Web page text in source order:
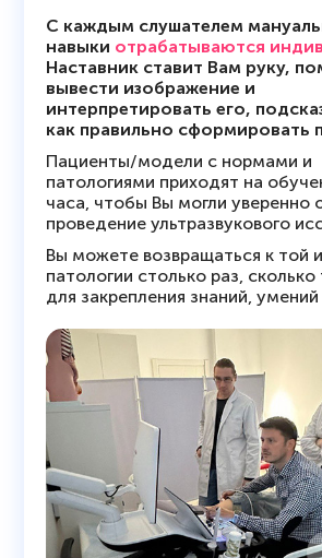
С каждым слушателем
навыки отрабатываются
Наставник ставит Вам руку,
вывести изображение и
интерпретировать его,
как правильно сформировать
Пациенты/модели с нормами и
патологиями приходят на
часа, чтобы Вы могли уверенно
проведение ультразвукового
Вы можете возвращаться к той
патологии столько раз, сколько
для закрепления знаний,